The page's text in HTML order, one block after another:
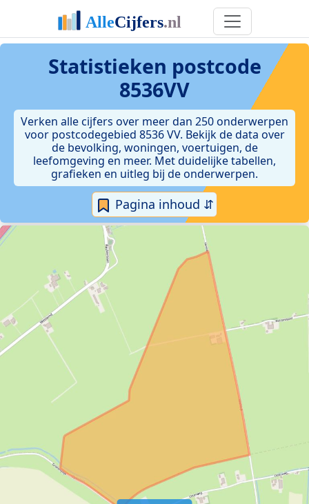
Statistieken postcode
8536VV
Verken alle cijfers over meer dan 250 onderwerpen
voor postcodegebied 8536 VV. Bekijk de data over
de bevolking, woningen, voertuigen, de
leefomgeving en meer. Met duidelijke tabellen,
grafieken en uitleg bij de onderwerpen.
Pagina inhoud ⇵